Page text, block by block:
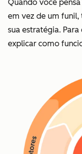
Quando você
em vez de um
sua estratégia.
explicar como